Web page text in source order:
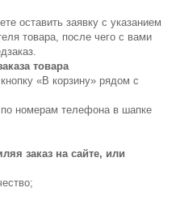
оставить заявку с указанием
товара, после чего с вами
товара
«В корзину» рядом с
номерам телефона в шапке
заказ на сайте, или